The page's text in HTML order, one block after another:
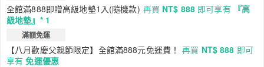
全館滿888即贈高級地墊1入(隨機款) 再買 NT$ 888 即可享有 『高
級地墊』* 1
滿額免運
【八月歡慶父親節限定】全館滿888元免運費！ 再買 NT$ 888 即可
享有免運優惠